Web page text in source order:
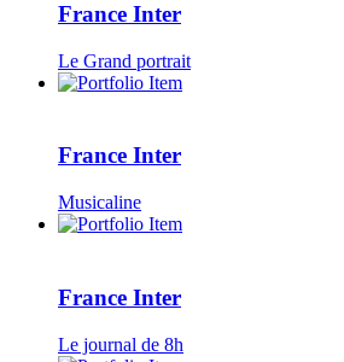
France Inter
Le Grand portrait
France Inter
Musicaline
France Inter
Le journal de 8h